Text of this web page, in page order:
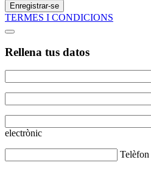
Enregistrar-se
TERMES I CONDICIONS
Rellena tus datos
electrònic
Telèfon